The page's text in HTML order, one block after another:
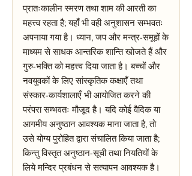
प्रातःकालीन स्मरण तथा शाम की आरती का
महत्त्व रहता है; यहाँ भी वही अनुशासन सम्भवतः
अपनाया गया है। ध्यान, जप और मन्त्र-समूहों के
माध्यम से साधक आन्तरिक शान्ति खोजते हैं और
गुरु-भक्ति को महत्त्व दिया जाता है। बच्चों और
नवयुवकों के लिए सांस्कृतिक कक्षाएँ तथा
संस्कार-कार्यशालाएँ भी आयोजित करने की
परंपरा सम्भवतः मौजूद है। यदि कोई वैदिक या
आगमीय अनुष्ठान आवश्यक माना जाता है, तो
उसे योग्य पुरोहित द्वारा संचालित किया जाता है;
किन्तु विस्तृत अनुष्ठान-सूची तथा नियतियों के
लिये मन्दिर प्रबंधन से सत्यापन आवश्यक है।